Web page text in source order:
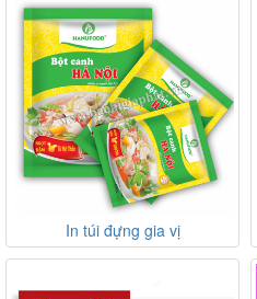
In túi đựng gia vị